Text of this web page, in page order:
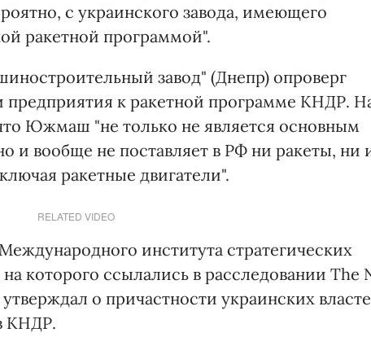
с украинского завода, имеющего
ракетной программой".
завод" (Днепр) опроверг
предприятия к ракетной программе КНДР.
Южмаш "не только не является основным
и вообще не поставляет в РФ ни ракеты, ни
ракетные двигатели".
RELATED VIDEO
института стратегических
на которого ссылались в расследовании The
о причастности украинских
КНДР.